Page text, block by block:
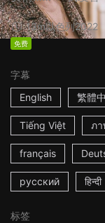
13m以色列2022
免费
字幕
English
繁體
Tiếng Việt ภา
français
русский हिन्दी
标签